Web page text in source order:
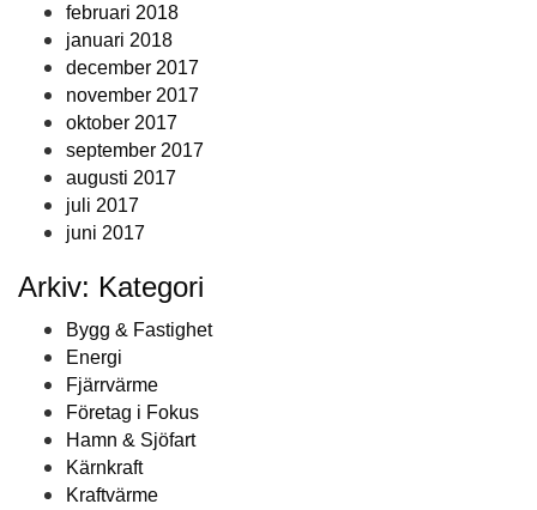
februari 2018
januari 2018
december 2017
november 2017
oktober 2017
september 2017
augusti 2017
juli 2017
juni 2017
Arkiv: Kategori
Bygg & Fastighet
Energi
Fjärrvärme
Företag i Fokus
Hamn & Sjöfart
Kärnkraft
Kraftvärme